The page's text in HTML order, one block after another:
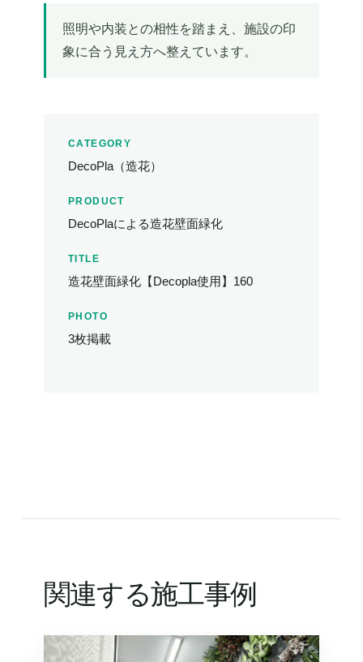
照明や内装との相性を踏まえ、施設の印
象に合う見え方へ整えています。
CATEGORY
DecoPla（造花）
PRODUCT
DecoPlaによる造花壁面緑化
TITLE
造花壁面緑化【Decopla使用】160
PHOTO
3枚掲載
関連する施工事例